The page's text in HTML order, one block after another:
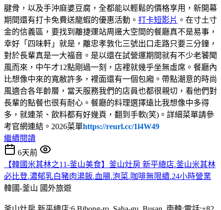
腱骨，以及手沖麻婆豆腐，全都能以輕鬆的價格享用，新開幕
期間還有打卡免費送龍蝦的優惠活動。 打卡短影片 。在寸土寸
金的信義區，要找到離捷運站周邊大空間的餐廳真不是易事，
幸好「四味軒」就是，離忠孝敦化三號出口走路只要三分鐘，
對於長輩真是一大福音。是以還在試營運期間就有不少老饕聞
風而來，中午才12點剛過一刻，店裡就幾乎坐無虛席。餐廳內
比想像中來的寬敝許多，裡面還有一個包廂。帶點潮意的時尚
風適合各年齡層，當天服務我們的店員也都很親切，看他們對
長輩的點餐也很有耐心。餐廳的料理選擇遠比我想像中多得
多，就連茶、飲料都有好幾頁，翻到手軟(笑)。詳細菜單請參
考官網連結。2026菜單https://reurl.cc/1l4W49
繼續閱讀
6天前
【韓國米其林之11-釜山美食】釜山灶房 新平總店.釜山米其林
必比登.濃郁乳白豬肉湯飯.血腸.泡菜.咖啡無限續.24小時營業
韓國-釜山 國外旅遊